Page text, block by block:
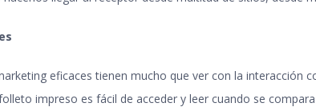
eficaces tienen mucho que ver con la
impreso es fácil de acceder y leer cuando se